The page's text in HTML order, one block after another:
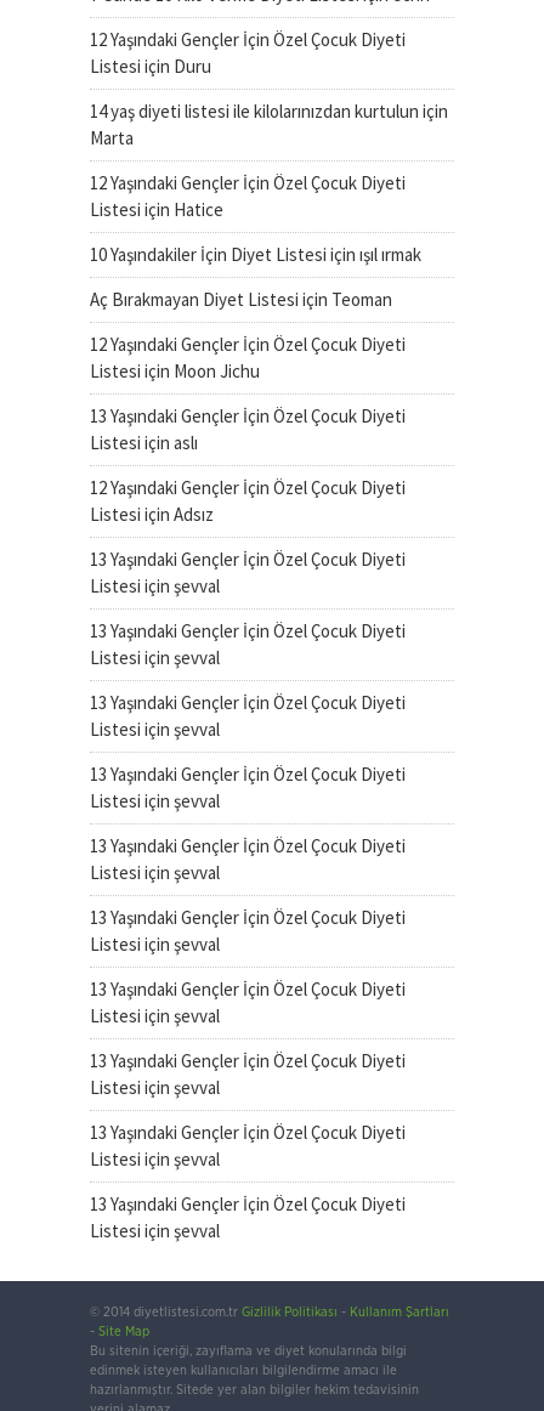
12 Yaşındaki Gençler İçin Özel Çocuk Diyeti
Listesi için Duru
14 yaş diyeti listesi ile kilolarınızdan kurtulun için
Marta
12 Yaşındaki Gençler İçin Özel Çocuk Diyeti
Listesi için Hatice
10 Yaşındakiler İçin Diyet Listesi için ışıl ırmak
Aç Bırakmayan Diyet Listesi için Teoman
12 Yaşındaki Gençler İçin Özel Çocuk Diyeti
Listesi için Moon Jichu
13 Yaşındaki Gençler İçin Özel Çocuk Diyeti
Listesi için aslı
12 Yaşındaki Gençler İçin Özel Çocuk Diyeti
Listesi için Adsız
13 Yaşındaki Gençler İçin Özel Çocuk Diyeti
Listesi için şevval
13 Yaşındaki Gençler İçin Özel Çocuk Diyeti
Listesi için şevval
13 Yaşındaki Gençler İçin Özel Çocuk Diyeti
Listesi için şevval
13 Yaşındaki Gençler İçin Özel Çocuk Diyeti
Listesi için şevval
13 Yaşındaki Gençler İçin Özel Çocuk Diyeti
Listesi için şevval
13 Yaşındaki Gençler İçin Özel Çocuk Diyeti
Listesi için şevval
13 Yaşındaki Gençler İçin Özel Çocuk Diyeti
Listesi için şevval
13 Yaşındaki Gençler İçin Özel Çocuk Diyeti
Listesi için şevval
13 Yaşındaki Gençler İçin Özel Çocuk Diyeti
Listesi için şevval
13 Yaşındaki Gençler İçin Özel Çocuk Diyeti
Listesi için şevval
© 2014 diyetlistesi.com.tr Gizlilik Politikası - Kullanım Şartları
- Site Map
Bu sitenin içeriği, zayıflama ve diyet konularında bilgi
edinmek isteyen kullanıcıları bilgilendirme amacı ile
hazırlanmıştır. Sitede yer alan bilgiler hekim tedavisinin